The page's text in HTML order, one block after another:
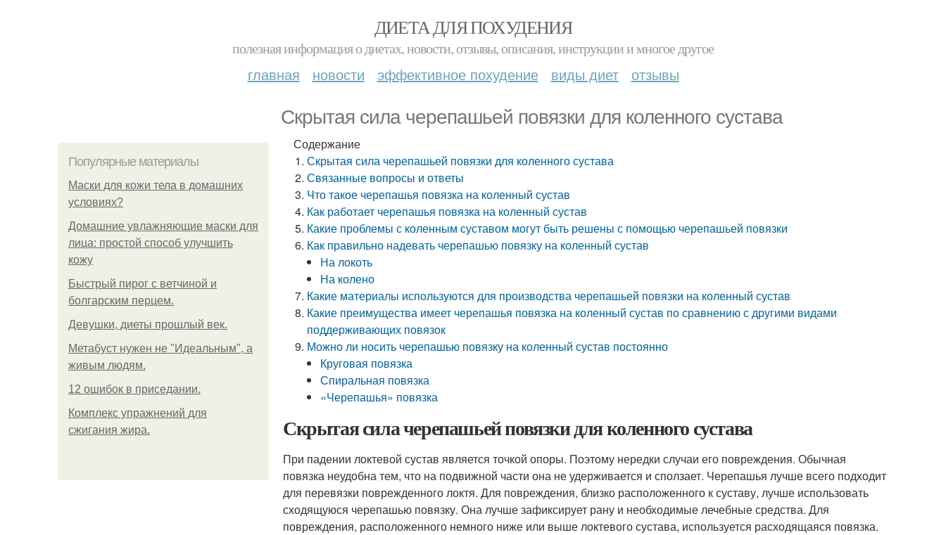
ДИЕТА ДЛЯ ПОХУДЕНИЯ
полезная информация о диетах, новости, отзывы, описания, инструкции и многое другое
главная новости эффективное похудение виды диет отзывы
Скрытая сила черепашьей повязки для коленного сустава
Популярные материалы
Маски для кожи тела в домашних
условиях?
Домашние увлажняющие маски для
лица: простой способ улучшить
кожу
Быстрый пирог с ветчиной и
болгарским перцем.
Девушки, диеты прошлый век.
Метабуст нужен не "Идеальным", а
живым людям.
12 ошибок в приседании.
Комплекс упражнений для
сжигания жира.
Содержание
Скрытая сила черепашьей повязки для коленного сустава
Связанные вопросы и ответы
Что такое черепашья повязка на коленный сустав
Как работает черепашья повязка на коленный сустав
Какие проблемы с коленным суставом могут быть решены с помощью черепашьей повязки
Как правильно надевать черепашью повязку на коленный сустав
На локоть
На колено
Какие материалы используются для производства черепашьей повязки на коленный сустав
Какие преимущества имеет черепашья повязка на коленный сустав по сравнению с другими видами
поддерживающих повязок
Можно ли носить черепашью повязку на коленный сустав постоянно
Круговая повязка
Спиральная повязка
«Черепашья» повязка
Скрытая сила черепашьей повязки для коленного сустава
При падении локтевой сустав является точкой опоры. Поэтому нередки случаи его повреждения. Обычная
повязка неудобна тем, что на подвижной части она не удерживается и сползает. Черепашья лучше всего подходит
для перевязки поврежденного локтя. Для повреждения, близко расположенного к суставу, лучше использовать
сходящуюся черепашью повязку. Она лучше зафиксирует рану и необходимые лечебные средства. Для
повреждения, расположенного немного ниже или выше локтевого сустава, используется расходящаяся повязка.